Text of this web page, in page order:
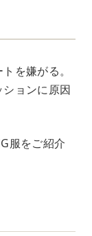
を嫌がる。
ョンに原因
服をご紹介